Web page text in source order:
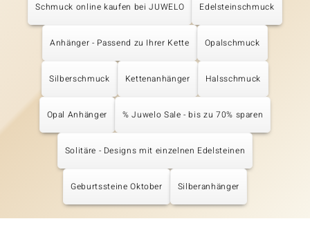
Schmuck online kaufen bei JUWELO Edelsteinschmuck
Anhänger - Passend zu Ihrer Kette Opalschmuck
Silberschmuck Kettenanhänger Halsschmuck
Opal Anhänger % Juwelo Sale - bis zu 70% sparen
Solitäre - Designs mit einzelnen Edelsteinen
Geburtssteine Oktober Silberanhänger